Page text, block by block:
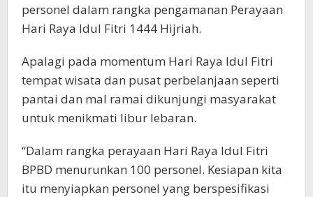
personel dalam rangka pengamanan Perayaan
Hari Raya Idul Fitri 1444 Hijriah.
Apalagi pada momentum Hari Raya Idul Fitri
tempat wisata dan pusat perbelanjaan seperti
pantai dan mal ramai dikunjungi masyarakat
untuk menikmati libur lebaran.
“Dalam rangka perayaan Hari Raya Idul Fitri
BPBD menurunkan 100 personel. Kesiapan kita
itu menyiapkan personel yang berspesifikasi